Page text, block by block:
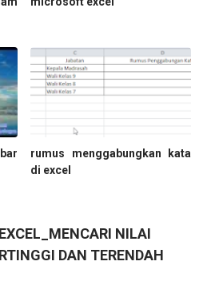
rumus menggabungkan kata
di excel
NILAI
DAN TERENDAH